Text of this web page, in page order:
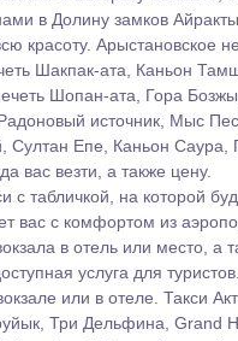
в отель и обратно.
(С табличкой)
Актау.
Жетыбай, Акеспе
Баутино, Умирзак.
Актау.
Бузачи, Каламкас,
Комсомольское,
Озенмунайгаз.
ТенизСервис.